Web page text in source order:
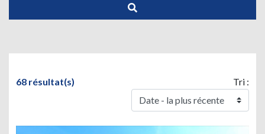
68 résultat(s) Tri :